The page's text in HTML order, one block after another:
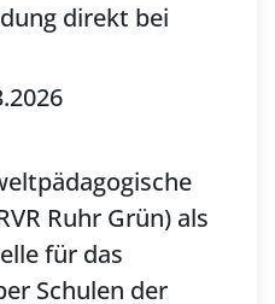
direkt bei
Ruhr Grün) als
für das
Schulen der